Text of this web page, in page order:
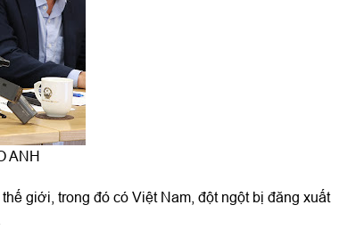
ANH
thế giới, trong đó có Việt Nam, đột ngột bị đăng xuất